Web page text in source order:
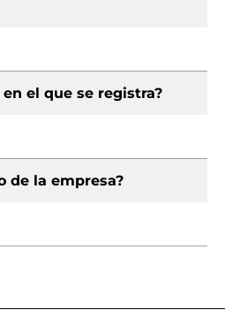
el que se registra?
de la empresa?